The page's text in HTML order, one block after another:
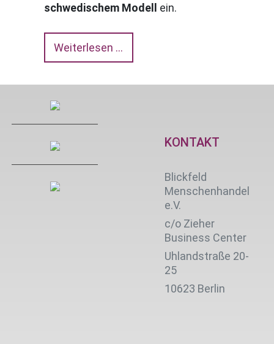
schwedischem Modell ein.
Weiterlesen …
KONTAKT
Blickfeld
Menschenhandel
e.V.
c/o Zieher
Business Center
Uhlandstraße 20-
25
10623 Berlin